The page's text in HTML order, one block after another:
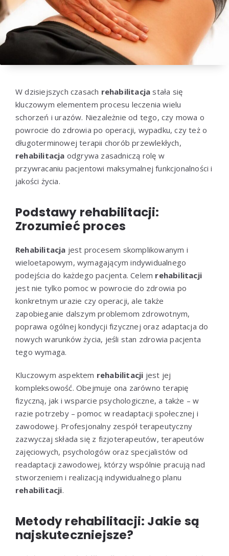
W dzisiejszych czasach rehabilitacja stała się
kluczowym elementem procesu leczenia wielu
schorzeń i urazów. Niezależnie od tego, czy mowa o
powrocie do zdrowia po operacji, wypadku, czy też o
długoterminowej terapii chorób przewlekłych,
rehabilitacja odgrywa zasadniczą rolę w
przywracaniu pacjentowi maksymalnej funkcjonalności i
jakości życia.
Podstawy rehabilitacji:
Zrozumieć proces
Rehabilitacja jest procesem skomplikowanym i
wieloetapowym, wymagającym indywidualnego
podejścia do każdego pacjenta. Celem rehabilitacji
jest nie tylko pomoc w powrocie do zdrowia po
konkretnym urazie czy operacji, ale także
zapobieganie dalszym problemom zdrowotnym,
poprawa ogólnej kondycji fizycznej oraz adaptacja do
nowych warunków życia, jeśli stan zdrowia pacjenta
tego wymaga.
Kluczowym aspektem rehabilitacji jest jej
kompleksowość. Obejmuje ona zarówno terapię
fizyczną, jak i wsparcie psychologiczne, a także – w
razie potrzeby – pomoc w readaptacji społecznej i
zawodowej. Profesjonalny zespół terapeutyczny
zazwyczaj składa się z fizjoterapeutów, terapeutów
zajęciowych, psychologów oraz specjalistów od
readaptacji zawodowej, którzy wspólnie pracują nad
stworzeniem i realizacją indywidualnego planu
rehabilitacji.
Metody rehabilitacji: Jakie są
najskuteczniejsze?